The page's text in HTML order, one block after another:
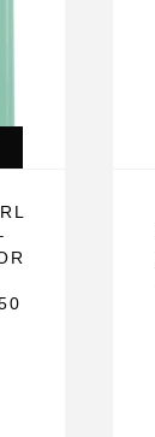
en
te houden.